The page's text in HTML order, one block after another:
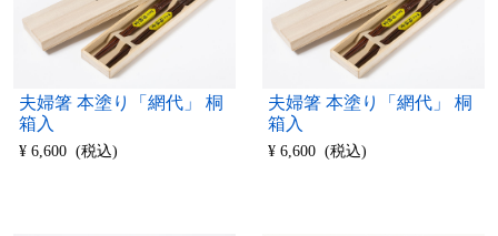
夫婦箸 本塗り「網代」 桐
箱入
¥ 6,600 (税込)
夫婦箸 本塗り「網代」 桐
箱入
¥ 6,600 (税込)